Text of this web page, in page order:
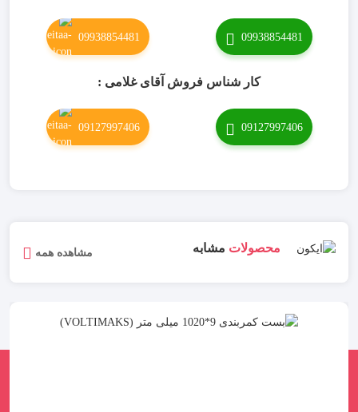
09938854481
09938854481
کار شناس فروش آقای غلامی :
09127997406
09127997406
محصولات مشابه مشاهده همه